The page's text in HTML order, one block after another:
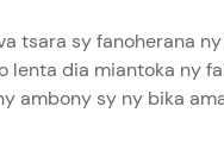
tsara sy fanoherana
dia miantoka ny
ambony sy ny bika